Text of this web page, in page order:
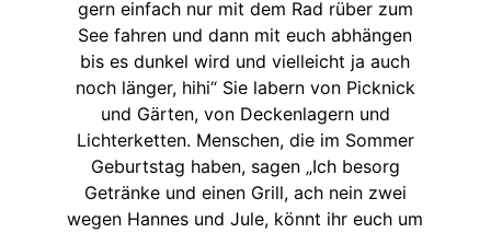
gern einfach nur mit dem Rad rüber zum
See fahren und dann mit euch abhängen
bis es dunkel wird und vielleicht ja auch
noch länger, hihi“ Sie labern von Picknick
und Gärten, von Deckenlagern und
Lichterketten. Menschen, die im Sommer
Geburtstag haben, sagen „Ich besorg
Getränke und einen Grill, ach nein zwei
wegen Hannes und Jule, könnt ihr euch um